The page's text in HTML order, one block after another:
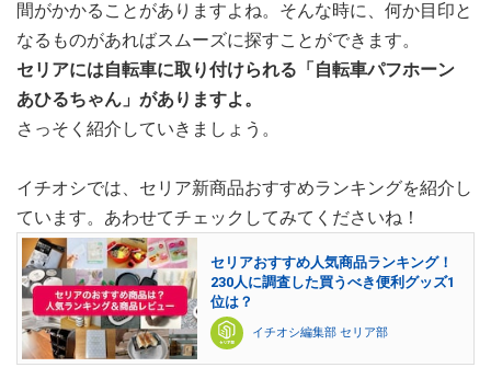
間がかかることがありますよね。そんな時に、何か目印と
なるものがあればスムーズに探すことができます。
セリアには自転車に取り付けられる「自転車パフホーン
あひるちゃん」がありますよ。
さっそく紹介していきましょう。
イチオシでは、セリア新商品おすすめランキングを紹介し
ています。あわせてチェックしてみてくださいね！
セリアおすすめ人気商品ランキング！
230人に調査した買うべき便利グッズ1
位は？
イチオシ編集部 セリア部